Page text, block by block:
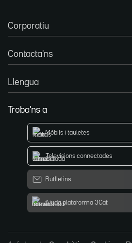
Corporatiu
Contacta'ns
Llengua
Troba'ns a
Mòbils i tauletes
Televisions connectades
Butlletins
Ajuda plataforma 3Cat